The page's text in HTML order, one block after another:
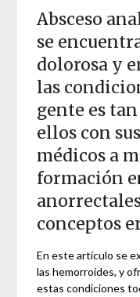
Absceso
se
dolorosa y
las
gente es
ellos con
médicos a
formación
conceptos
En este artículo se
las hemorroides, y
estas condiciones